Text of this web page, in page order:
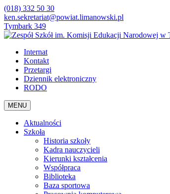
(018) 332 50 30
ken.sekretariat@powiat.limanowski.pl
Tymbark 349
Internat
Kontakt
Przetargi
Dziennik elektroniczny
RODO
MENU
Aktualności
Szkoła
Historia szkoły
Kadra nauczycieli
Kierunki kształcenia
Współpraca
Biblioteka
Baza sportowa